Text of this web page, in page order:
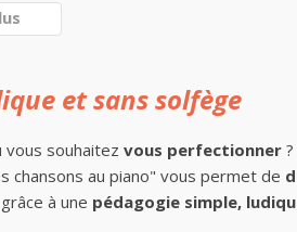
et sans solfège
vous souhaitez vous perfectionner ?
chansons au piano" vous permet de
à une pédagogie simple,